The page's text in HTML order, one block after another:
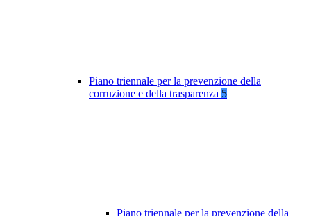
Piano triennale per la prevenzione della
corruzione e della trasparenza 5
Piano triennale per la prevenzione della